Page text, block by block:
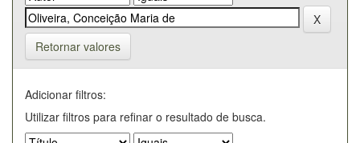
Retornar valores
Adicionar filtros:
Utilizar filtros para refinar o resultado de busca.